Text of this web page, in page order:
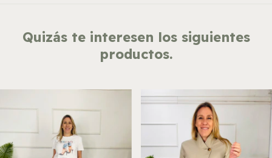
Quizás te interesen los siguientes
productos.